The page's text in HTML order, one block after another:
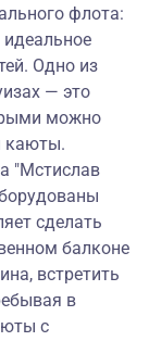
флота:
Одно из
— это
можно
каюты.
"Мстислав
сделать
балконе
встретить
в
с